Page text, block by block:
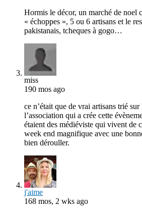
Hormis le décor, un marché de noel
« échoppes », 5 ou 6 artisans et le
pakistanais, tcheques à gogo…
miss
190 mos ago
ce n’était que de vrai artisans trié
l’association qui a crée cette
étaient des médiéviste qui vivent de
week end magnifique avec une
bien dérouller.
j'aime
168 mos, 2 wks ago